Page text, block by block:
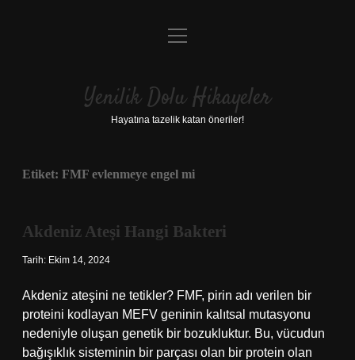
Anasayfa
Yasal Uyarı
menüyü
Yenilik Dolu Hikayeler
Hayatına tazelik katan öneriler!
Etiket: FMF evlenmeye engel mi
Akdeniz Ateşi Hangi Bakteri
Tarih: Ekim 14, 2024
Akdeniz ateşini ne tetikler? FMF, pirin adı verilen bir
proteini kodlayan MEFV geninin kalıtsal mutasyonu
nedeniyle oluşan genetik bir bozukluktur. Bu, vücudun
bağışıklık sisteminin bir parçası olan bir protein olan